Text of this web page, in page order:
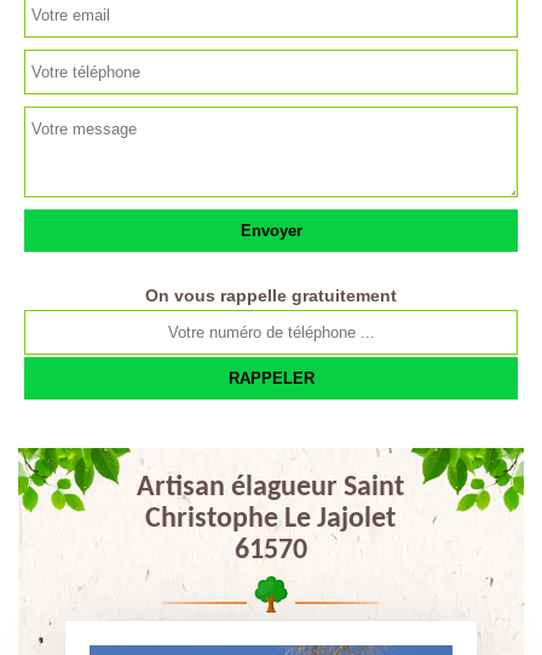
On vous rappelle gratuitement
Artisan élagueur Saint
Christophe Le Jajolet
61570